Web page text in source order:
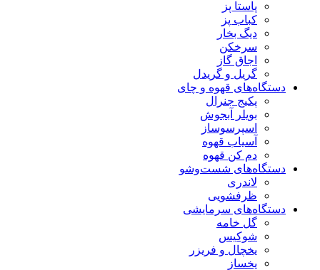
پاستا پز
کباب پز
دیگ بخار
سرخکن
اجاق گاز
گریل و گریدل
دستگاه‌های قهوه و چای
پکیج جنرال
بویلر آبجوش
اسپرسوساز
آسیاب قهوه
دم کن قهوه
دستگاه‌های شست‌و‌شو
لاندری
ظرفشویی
دستگاه‌های سرمایشی
گل خامه
شوکیس
یخچال و فریزر
یخساز